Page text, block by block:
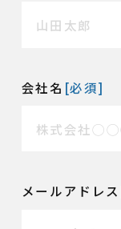
会社名 [必須]
メールアドレス